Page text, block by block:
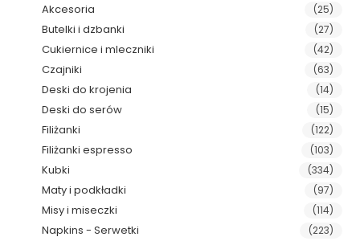
Akcesoria (25)
Butelki i dzbanki (27)
Cukiernice i mleczniki (42)
Czajniki (63)
Deski do krojenia (14)
Deski do serów (15)
Filiżanki (122)
Filiżanki espresso (103)
Kubki (334)
Maty i podkładki (97)
Misy i miseczki (114)
Napkins - Serwetki (223)